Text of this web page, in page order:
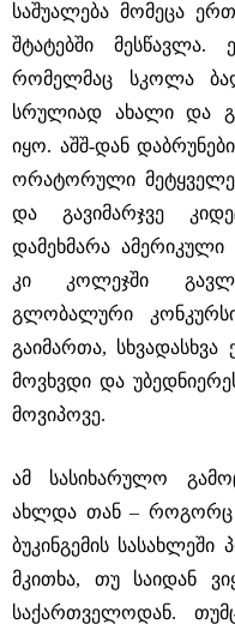
საშუალება მომეცა
შტატებში მესწავლა.
რომელმაც სკოლა
სრულიად ახალი და
იყო. აშშ-დან
ორატორული
და გავიმარჯვე
დამეხმარა
კი კოლეჯში
გლობალური
გაიმართა, სხვადასხვა
მოვხვდი და
მოვიპოვე.
ამ სასიხარულო
ახლდა თან – როგორც
ბუკინგემის
მკითხა, თუ საიდან
საქართველოდან.